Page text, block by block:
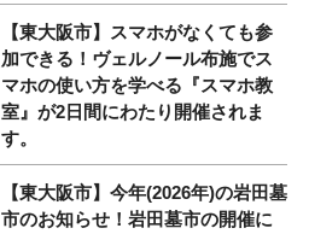
【東大阪市】スマホがなくても参
加できる！ヴェルノール布施でス
マホの使い方を学べる『スマホ教
室』が2日間にわたり開催されま
す。
【東大阪市】今年(2026年)の岩田墓
市のお知らせ！岩田墓市の開催に